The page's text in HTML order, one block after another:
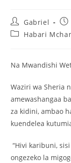
Gabriel
Habari
Na Mwandishi
Waziri wa Sheria
amewashangaa
za kidini, ambao
kuendelea
“Hivi karibuni,
ongezeko la